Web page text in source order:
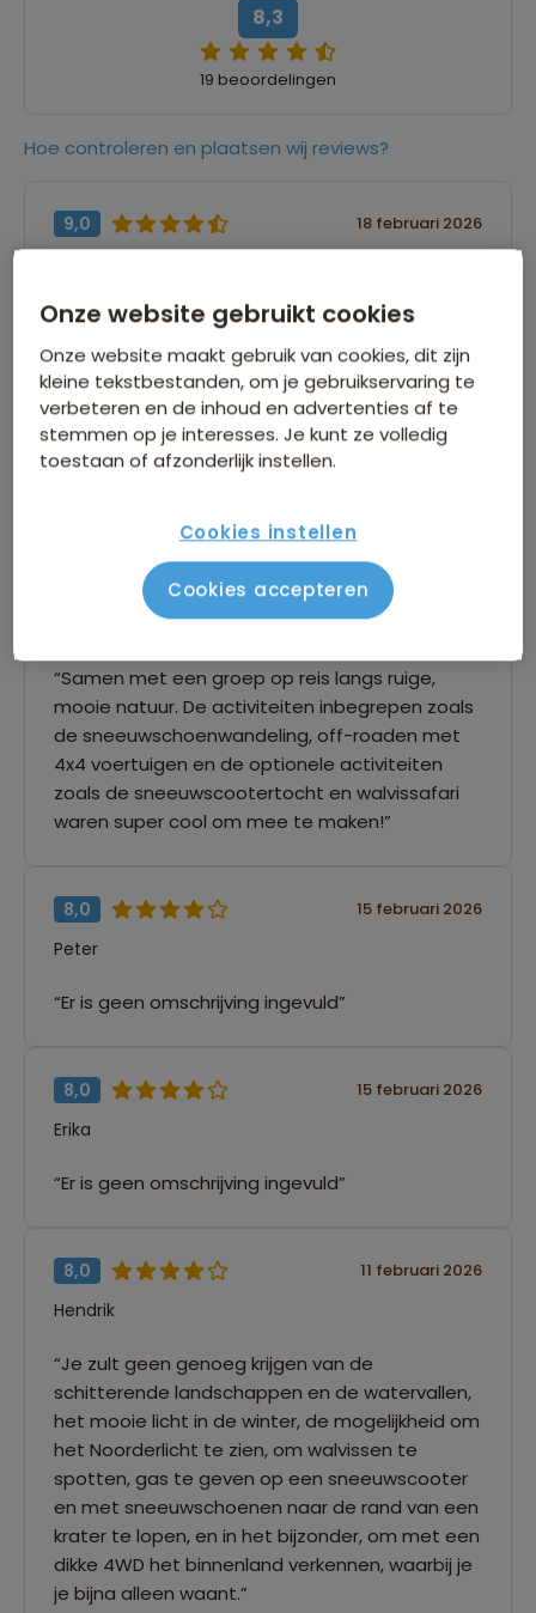
8,3
19 beoordelingen
Hoe controleren en plaatsen wij reviews?
9,0 18 februari 2026
“Er is geen omschrijving ingevuld”
9,0 16 februari 2026
Erik
15 februari 2026
“Samen met een groep op reis langs ruige,
mooie natuur. De activiteiten inbegrepen zoals
de sneeuwschoenwandeling, off-roaden met
4x4 voertuigen en de optionele activiteiten
zoals de sneeuwscootertocht en walvissafari
waren super cool om mee te maken!”
8,0 15 februari 2026
Peter
“Er is geen omschrijving ingevuld”
8,0 15 februari 2026
Erika
“Er is geen omschrijving ingevuld”
8,0 11 februari 2026
Hendrik
“Je zult geen genoeg krijgen van de
schitterende landschappen en de watervallen,
het mooie licht in de winter, de mogelijkheid om
het Noorderlicht te zien, om walvissen te
spotten, gas te geven op een sneeuwscooter
en met sneeuwschoenen naar de rand van een
krater te lopen, en in het bijzonder, om met een
dikke 4WD het binnenland verkennen, waarbij je
je bijna alleen waant.”
Onze website gebruikt cookies
Onze website maakt gebruik van cookies, dit zijn
kleine tekstbestanden, om je gebruikservaring te
verbeteren en de inhoud en advertenties af te
stemmen op je interesses. Je kunt ze volledig
toestaan of afzonderlijk instellen.
Cookies instellen
Cookies accepteren